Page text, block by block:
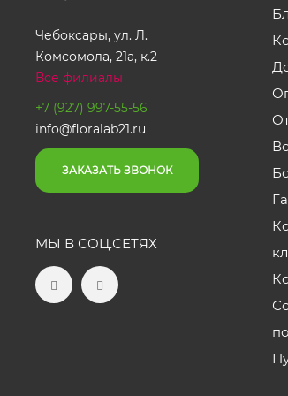
Чебоксары, ул. Л.
Комсомола, 21а, к.2
Все филиалы
+7 (927) 997-55-56
info@floralab21.ru
ЗАКАЗАТЬ ЗВОНОК
МЫ В СОЦ.СЕТЯХ